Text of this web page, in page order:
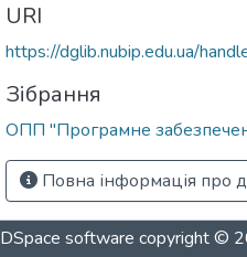
URI
https://dglib.nubip.edu.ua/
Зібрання
ОПП "Програмне
Повна інформація про
DSpace software copyright ©